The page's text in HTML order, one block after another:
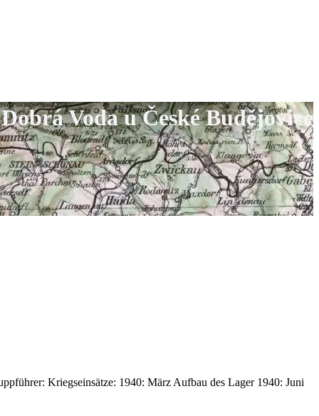
Dobrá Voda u České Budějovice
Kriegseinsätze: 1940: März Aufbau des Lager 1940: Juni